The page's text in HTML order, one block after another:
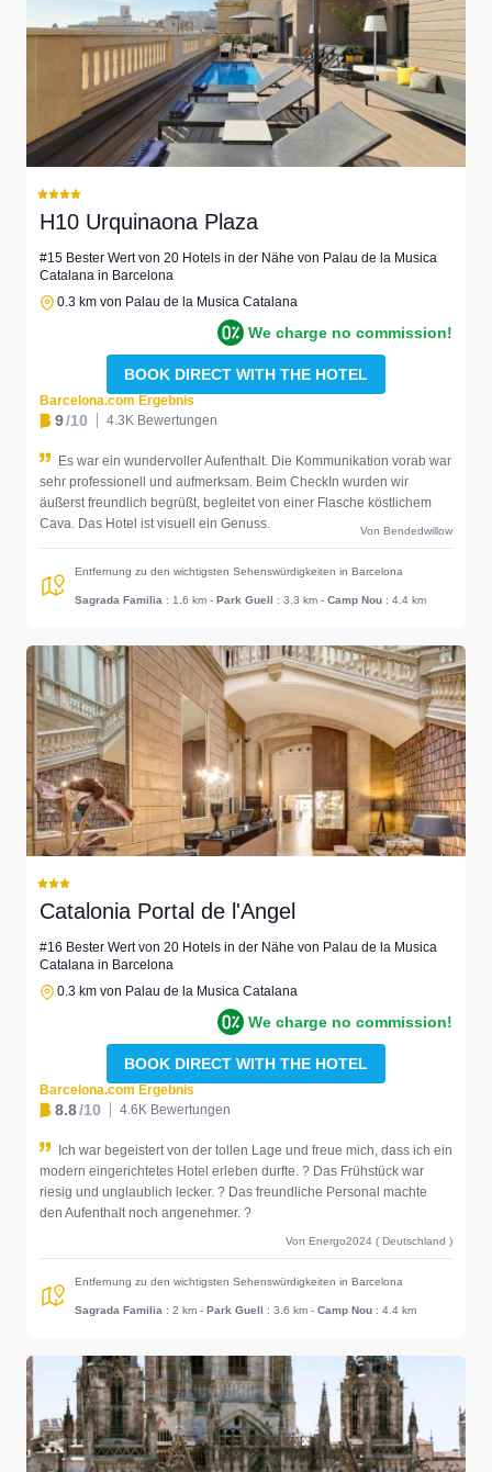
H10 Urquinaona Plaza
#15 Bester Wert von 20 Hotels in der Nähe von Palau de la Musica
Catalana in Barcelona
0.3 km von Palau de la Musica Catalana
We charge no commission!
BOOK DIRECT WITH THE HOTEL
Barcelona.com Ergebnis
9/10 4.3K Bewertungen
Es war ein wundervoller Aufenthalt. Die Kommunikation vorab war
sehr professionell und aufmerksam. Beim CheckIn wurden wir
äußerst freundlich begrüßt, begleitet von einer Flasche köstlichem
Cava. Das Hotel ist visuell ein Genuss.
Von Bendedwillow
Entfernung zu den wichtigsten Sehenswürdigkeiten in Barcelona
Sagrada Familia : 1.6 km - Park Guell : 3.3 km - Camp Nou : 4.4 km
Catalonia Portal de l'Angel
#16 Bester Wert von 20 Hotels in der Nähe von Palau de la Musica
Catalana in Barcelona
0.3 km von Palau de la Musica Catalana
We charge no commission!
BOOK DIRECT WITH THE HOTEL
Barcelona.com Ergebnis
8.8/10 4.6K Bewertungen
Ich war begeistert von der tollen Lage und freue mich, dass ich ein
modern eingerichtetes Hotel erleben durfte. ? Das Frühstück war
riesig und unglaublich lecker. ? Das freundliche Personal machte
den Aufenthalt noch angenehmer. ?
Von Energo2024 ( Deutschland )
Entfernung zu den wichtigsten Sehenswürdigkeiten in Barcelona
Sagrada Familia : 2 km - Park Guell : 3.6 km - Camp Nou : 4.4 km